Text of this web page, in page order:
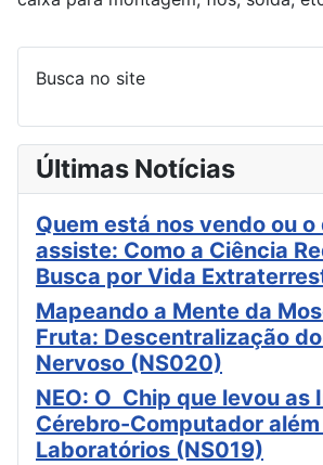
Busca no site
Últimas Notícias
Quem está nos vendo ou o
assiste: Como a Ciência
Busca por Vida
Mapeando a Mente da
Fruta: Descentralização
Nervoso (NS020)
NEO: O Chip que levou as
Cérebro-Computador
Laboratórios (NS019)